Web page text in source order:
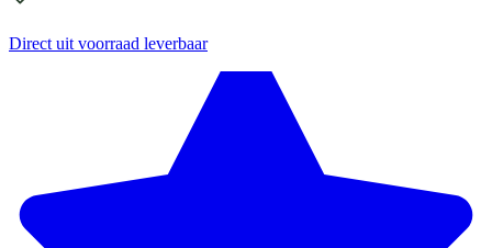
Direct uit voorraad leverbaar